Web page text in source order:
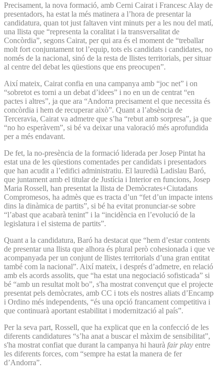
Precisament, la nova formació, amb Cerni Cairat i Francesc Alay de
presentadors, ha estat la més matinera a l’hora de presentar la
candidatura, quan tot just faltaven vint minuts per a les nou del matí,
una llista que “representa la coralitat i la transversalitat de
Concòrdia”, segons Cairat, per qui ara és el moment de “treballar
molt fort conjuntament tot l’equip, tots els candidats i candidates, no
només de la nacional, sinó de la resta de llistes territorials, per situar
al centre del debat les qüestions que ens preocupen”.
Així mateix, Cairat confia en una campanya amb “joc net” i on
“sobretot es torni a un debat d’idees” i no en un de centrat “en
pactes i altres”, ja que ara “Andorra precisament el que necessita és
concòrdia i hem de recuperar això”. Quant a l’absència de
Terceravia, Cairat va admetre que s’ha “rebut amb sorpresa”, ja que
“no ho esperàvem”, si bé va deixar una valoració més aprofundida
per a més endavant.
De fet, la no-presència de la formació liderada per Josep Pintat ha
estat una de les qüestions comentades per candidats i presentadors
que han acudit a l’edifici administratiu. El lauredià Ladislau Baró,
que juntament amb el titular de Justícia i Interior en funcions, Josep
Maria Rossell, han presentat la llista de Demòcrates+Ciutadans
Compromesos, ha admès que es tracta d’un “fet d’un impacte intens
dins la dinàmica de partits”, si bé ha evitat pronunciar-se sobre
“l’abast que acabarà tenint” i la “incidència en l’evolució de la
legislatura i el sistema de partits”.
Quant a la candidatura, Baró ha destacat que “hem d’estar contents
de presentar una llista que alhora és plural però cohesionada i que ve
acompanyada per un conjunt de llistes territorials d’una gran entitat
també com la nacional”. Així mateix, i després d’admetre, en relació
amb els acords assolits, que “ha estat una negociació sofisticada” si
bé “amb un resultat molt bo”, s'ha mostrat convençut que el projecte
presentat pels demòcrates, amb CC i tots els nostres aliats d’Encamp
i Ordino més independents, “és una opció francament competitiva i
que continuarà aportant estabilitat i modernització al país”.
Per la seva part, Rossell, que ha explicat que en la confecció de les
diferents candidatures “s’ha anat a buscar el màxim de sensibilitat”,
s'ha mostrat confiat que durant la campanya hi haurà fair play entre
les diferents forces, com “sempre ha estat la manera de fer
d’Andorra”.